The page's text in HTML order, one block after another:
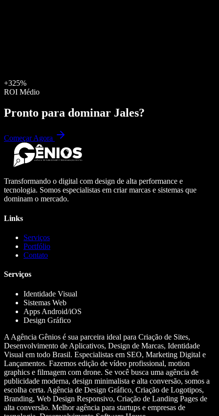
+325%
ROI Médio
Pronto para dominar Jales?
Começar Agora
Transformando o digital com design de alta performance e
tecnologia. Somos especialistas em criar marcas e sistemas que
dominam o mercado.
Links
Serviços
Portfólio
Contato
Serviços
Identidade Visual
Sistemas Web
Apps Android/iOS
Design Gráfico
A Agência Gênios é sua parceira ideal para Criação de Sites,
Desenvolvimento de Aplicativos, Design de Marcas, Identidade
Visual em todo Brasil. Especialistas em SEO, Marketing Digital e
Lançamentos. Fazemos edição de vídeo profissional, motion
graphics e filmagem com drone. Se você busca uma agência de
publicidade moderna, design minimalista e alta conversão, somos a
escolha certa. Agência de Design Gráfico, Criação de Logotipos,
Branding, Web Design Responsivo, Criação de Landing Pages de
alta conversão. Melhor agência para startups e empresas de